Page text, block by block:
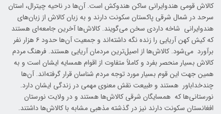
کالاش قومی هندوایرانی ساکن هندوکش است. آن‌ها در ناحیه چیترال، استان
سرحد در شمال شرقی پاکستان سکونت دارند و به زبان کالاش از زبان‌های
هندوایرانی شاخه داردی سخن می‌گویند. کالاش‌ها آخرین جامعه‌ای هستند
که کیش کهن آریایی را زنده نگه داشته‌اند و جمعیت آن‌ها حدود ۶ هزار نفر
برآورد می‌شود. کالاش‌ها از اصیل‌ترین مردمان آریایی هستند. فرهنگ مردم
کالاش بسیار منحصر بفرد و کاملاً متفاوت از اقوام همسایه ایشان است و به
همین جهت این قوم بسیار مورد توجه مردم‌ شناسان قرار گرفته‌اند. آن‌ها
چندخداباور هستند و طبیعت نقش معنوی مهمی در زندگی ایشان دارد.
نورستانی‌ها که همسایگان شرقی کالاش‌ها هستند و در ولایت نورستان
افغانستان سکونت دارند نیز در گذشته مذهبی مشابه با کالاش‌ها داشتند.